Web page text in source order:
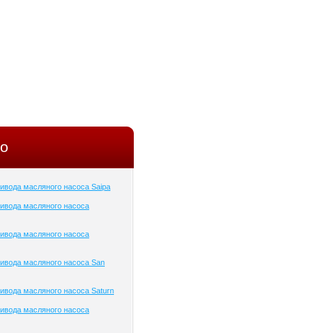
масляного насоса Saipa
масляного насоса
масляного насоса
масляного насоса San
масляного насоса Saturn
масляного насоса